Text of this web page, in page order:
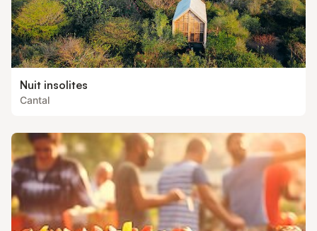
Nuit insolites
Cantal